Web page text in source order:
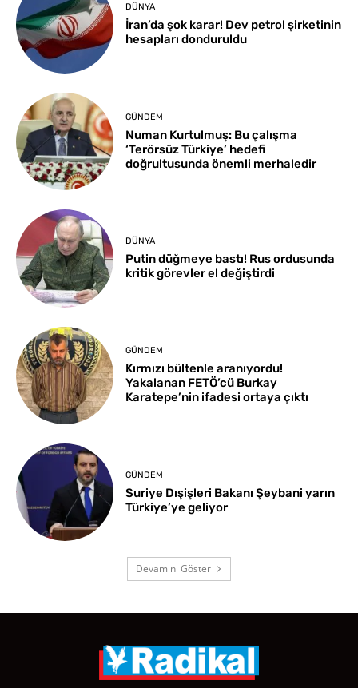
DÜNYA
İran’da şok karar! Dev petrol şirketinin
hesapları donduruldu
GÜNDEM
Numan Kurtulmuş: Bu çalışma
‘Terörsüz Türkiye’ hedefi
doğrultusunda önemli merhaledir
DÜNYA
Putin düğmeye bastı! Rus ordusunda
kritik görevler el değiştirdi
GÜNDEM
Kırmızı bültenle aranıyordu!
Yakalanan FETÖ’cü Burkay
Karatepe’nin ifadesi ortaya çıktı
GÜNDEM
Suriye Dışişleri Bakanı Şeybani yarın
Türkiye’ye geliyor
Devamını Göster